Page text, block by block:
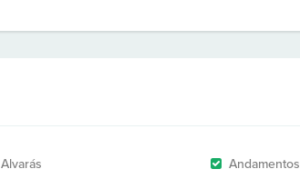
Alvarás
Andamentos